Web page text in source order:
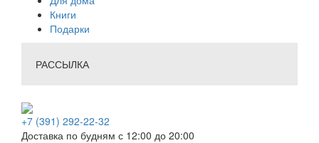
Книги
Подарки
РАССЫЛКА
+7 (391) 292-22-32
Доставка по будням с 12:00 до 20:00